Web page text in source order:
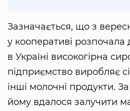
Зазначається, що з
у кооперативі розпочала
в Україні високогірна
підприємство виробляє
інші молочні продукти.
йому вдалося залучити